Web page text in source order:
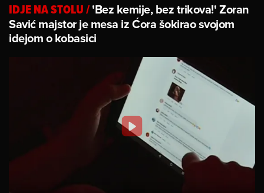
IDJE NA STOLU/'Bez kemije, bez trikova!' Zoran
Savić majstor je mesa iz Ćora šokirao svojom
idejom o kobasici